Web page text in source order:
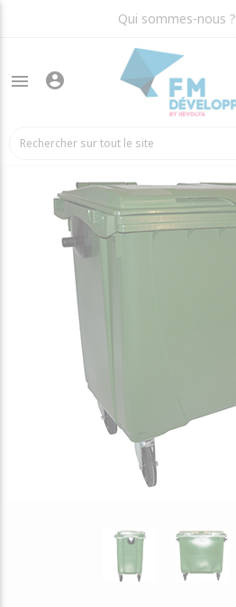
Qui sommes-nous ?
menu account_circle
arrow_back Bacs plastiques